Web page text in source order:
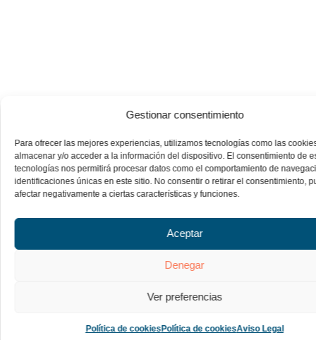
Gestionar consentimiento
Para ofrecer las mejores experiencias, utilizamos tecnologías como las
almacenar y/o acceder a la información del dispositivo. El consentimiento de
tecnologías nos permitirá procesar datos como el comportamiento de
identificaciones únicas en este sitio. No consentir o retirar el consentimiento,
afectar negativamente a ciertas características y funciones.
Aceptar
Denegar
Ver preferencias
Política de cookiesPolítica de cookiesAviso Legal